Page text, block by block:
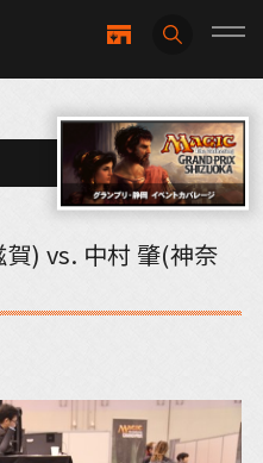
) vs. 中村 肇(神奈